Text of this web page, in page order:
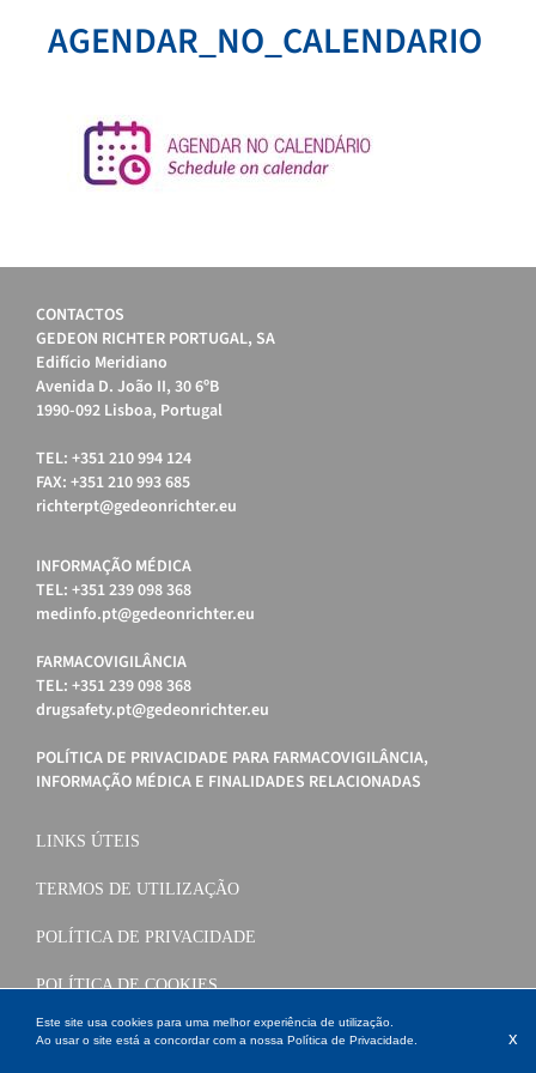
AGENDAR_NO_CALENDARIO
CONTACTOS
GEDEON RICHTER PORTUGAL, SA
Edifício Meridiano
Avenida D. João II, 30 6ºB
1990-092 Lisboa, Portugal
TEL: +351 210 994 124
FAX: +351 210 993 685
richterpt@gedeonrichter.eu
INFORMAÇÃO MÉDICA
TEL: +351 239 098 368
medinfo.pt@gedeonrichter.eu
FARMACOVIGILÂNCIA
TEL: +351 239 098 368
drugsafety.pt@gedeonrichter.eu
POLÍTICA DE PRIVACIDADE PARA FARMACOVIGILÂNCIA,
INFORMAÇÃO MÉDICA E FINALIDADES RELACIONADAS
LINKS ÚTEIS
TERMOS DE UTILIZAÇÃO
POLÍTICA DE PRIVACIDADE
POLÍTICA DE COOKIES
Este site usa cookies para uma melhor experiência de utilização.
Ao usar o site está a concordar com a nossa Política de Privacidade x